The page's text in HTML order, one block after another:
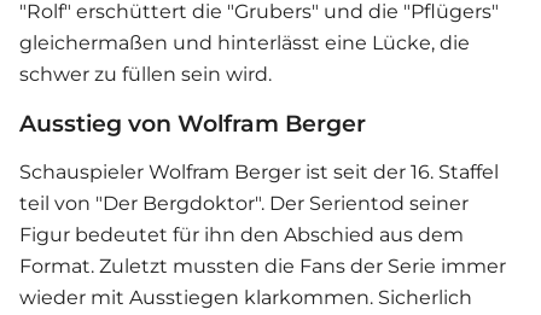
"Rolf" erschüttert die "Grubers" und die "Pflügers"
gleichermaßen und hinterlässt eine Lücke, die
schwer zu füllen sein wird.
Ausstieg von Wolfram Berger
Schauspieler Wolfram Berger ist seit der 16. Staffel
teil von "Der Bergdoktor". Der Serientod seiner
Figur bedeutet für ihn den Abschied aus dem
Format. Zuletzt mussten die Fans der Serie immer
wieder mit Ausstiegen klarkommen. Sicherlich